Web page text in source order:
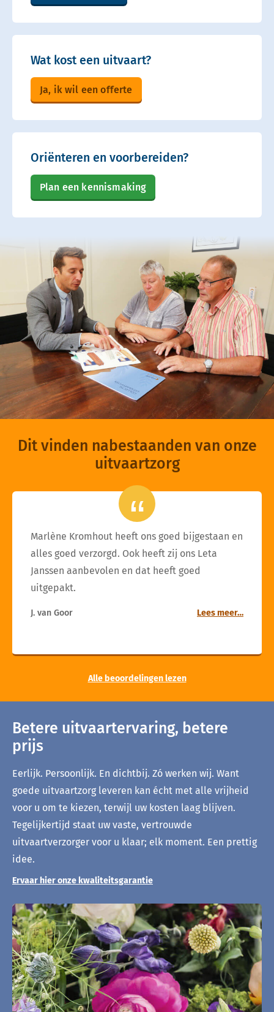
Wat kost een uitvaart?
Ja, ik wil een offerte
Oriënteren en voorbereiden?
Plan een kennismaking
Dit vinden nabestaanden van onze
uitvaartzorg
Marlène Kromhout heeft ons goed bijgestaan en
alles goed verzorgd. Ook heeft zij ons Leta
Janssen aanbevolen en dat heeft goed
uitgepakt.
J. van Goor Lees meer…
Alle beoordelingen lezen
Betere uitvaartervaring, betere
prijs
Eerlijk. Persoonlijk. En dichtbij. Zó werken wij. Want
goede uitvaartzorg leveren kan écht met alle vrijheid
voor u om te kiezen, terwijl uw kosten laag blijven.
Tegelijkertijd staat uw vaste, vertrouwde
uitvaartverzorger voor u klaar; elk moment. Een prettig
idee.
Ervaar hier onze kwaliteitsgarantie